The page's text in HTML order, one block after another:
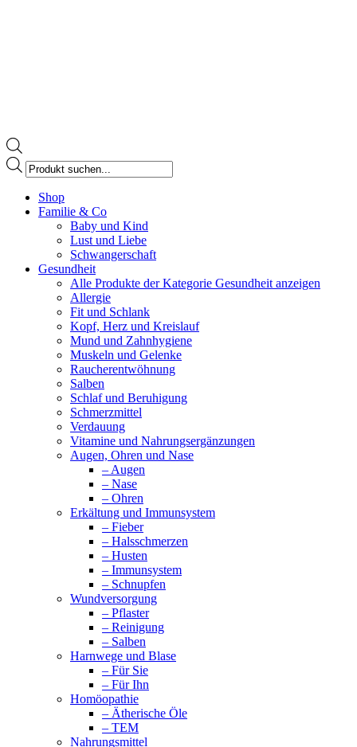
Products
search
page
opens
Shop
Familie & Co
Baby und Kind
Lust und Liebe
Schwangerschaft
Gesundheit
Alle Produkte der Kategorie Gesundheit anzeigen
Allergie
Fit und Schlank
Kopf, Herz und Kreislauf
Mund und Zahnhygiene
Muskeln und Gelenke
Raucherentwöhnung
Salben
Schlaf und Beruhigung
Schmerzmittel
Verdauung
Vitamine und Nahrungsergänzungen
Augen, Ohren und Nase
– Augen
– Nase
– Ohren
Erkältung und Immunsystem
– Fieber
– Halsschmerzen
– Husten
– Immunsystem
– Schnupfen
Wundversorgung
– Pflaster
– Reinigung
– Salben
Harnwege und Blase
– Für Sie
– Für Ihn
Homöopathie
– Ätherische Öle
– TEM
Nahrungsmittel